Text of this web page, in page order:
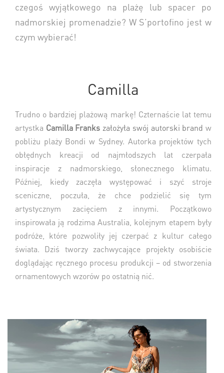
czegoś wyjątkowego na plażę lub spacer po
nadmorskiej promenadzie? W S’portofino jest w
czym wybierać!
Camilla
Trudno o bardziej plażową markę! Czternaście lat temu
artystka Camilla Franks założyła swój autorski brand w
pobliżu plaży Bondi w Sydney. Autorka projektów tych
obłędnych kreacji od najmłodszych lat czerpała
inspiracje z nadmorskiego, słonecznego klimatu.
Później, kiedy zaczęła występować i szyć stroje
sceniczne, poczuła, że chce podzielić się tym
artystycznym zacięciem z innymi. Początkowo
inspirowała ją rodzima Australia, kolejnym etapem były
podróże, które pozwoliły jej czerpać z kultur całego
świata. Dziś tworzy zachwycające projekty osobiście
doglądając ręcznego procesu produkcji – od stworzenia
ornamentowych wzorów po ostatnią nić.